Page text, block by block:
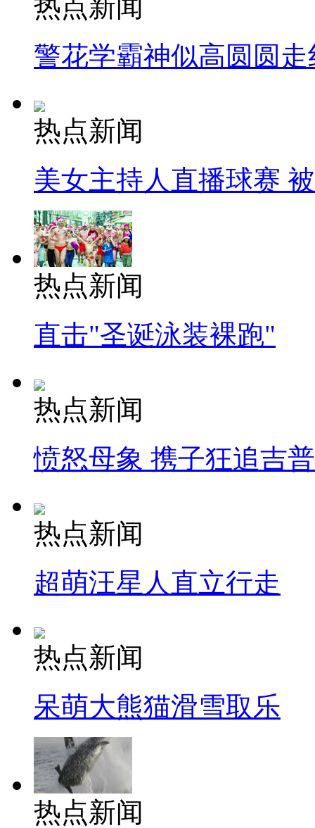
热点新闻
警花学霸神似高圆圆走
热点新闻
美女主持人直播球赛
热点新闻
直击"圣诞泳装裸跑"
热点新闻
愤怒母象 携子狂追吉
热点新闻
超萌汪星人直立行走
热点新闻
呆萌大熊猫滑雪取乐
热点新闻